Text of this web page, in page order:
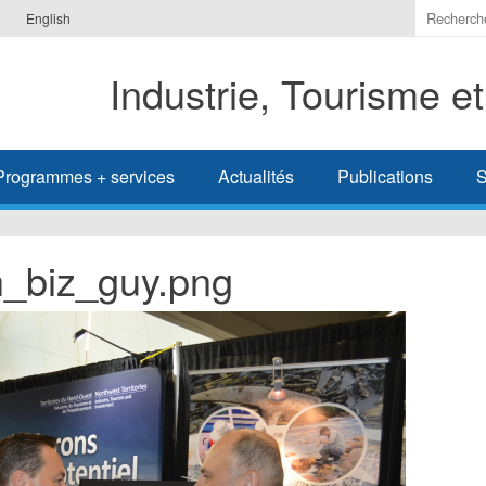
English
Indiquer
les
à
Industrie, Tourisme
+ services Actualités Publications